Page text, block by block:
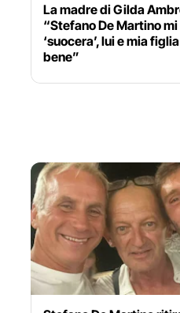
La madre di Gilda
“Stefano De Martino
‘suocera’, lui e mia
bene”